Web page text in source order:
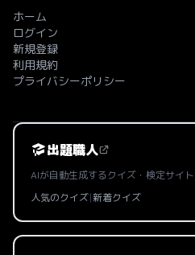
ホーム
ログイン
新規登録
利用規約
プライバシーポリシー
出題職人
AIが自動生成するクイズ・検定サイト
人気のクイズ|新着クイズ